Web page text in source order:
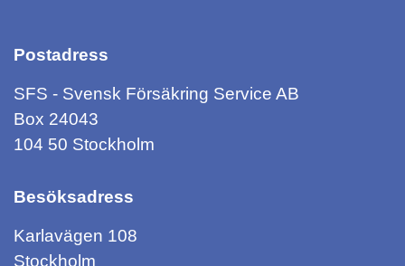
Postadress
SFS - Svensk Försäkring Service AB
Box 24043
104 50 Stockholm
Besöksadress
Karlavägen 108
Stockholm